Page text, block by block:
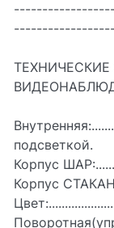
подсветкой.
Корпус
Корпус